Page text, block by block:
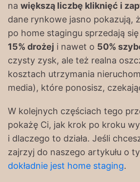
na większą liczbę kliknięć i
dane rynkowe jasno pokazują,
po home stagingu sprzedają
15% drożej i nawet o 50%
czysty zysk, ale też realna
kosztach utrzymania
media), które ponosisz,
W kolejnych częściach tego
pokażę Ci, jak krok po kroku
i dlaczego to działa. Jeśli
zajrzyj do naszego artykułu o
dokładnie jest home staging.